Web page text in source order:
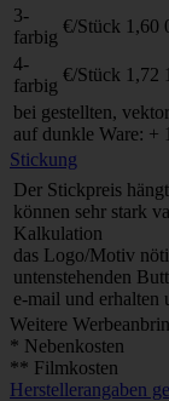
3-
farbig
€/Stück 1,60
4-
farbig
€/Stück 1,72
bei gestellten,
auf dunkle Ware: +
Stickung
Der Stickpreis
können sehr stark
Kalkulation
das Logo/Motiv
untenstehenden
e-mail und erhalten
Weitere
* Nebenkosten
** Filmkosten
Herstellerangaben